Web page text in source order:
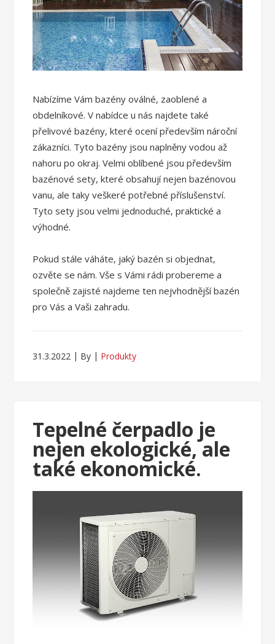
Nabízíme Vám bazény oválné, zaoblené a
obdelníkové. V nabídce u nás najdete také
přelivové bazény, které ocení především nároční
zákazníci. Tyto bazény jsou naplněny vodou až
nahoru po okraj. Velmi oblíbené jsou především
bazénové sety, které obsahují nejen bazénovou
vanu, ale taky veškeré potřebné příslušenství.
Tyto sety jsou velmi jednoduché, praktické a
výhodné.
Pokud stále váháte, jaký bazén si objednat,
ozvěte se nám. Vše s Vámi rádi probereme a
společně zajisté najdeme ten nejvhodnější bazén
pro Vás a Vaši zahradu.
31.3.2022 By Produkty
Tepelné čerpadlo je
nejen ekologické, ale
také ekonomické.